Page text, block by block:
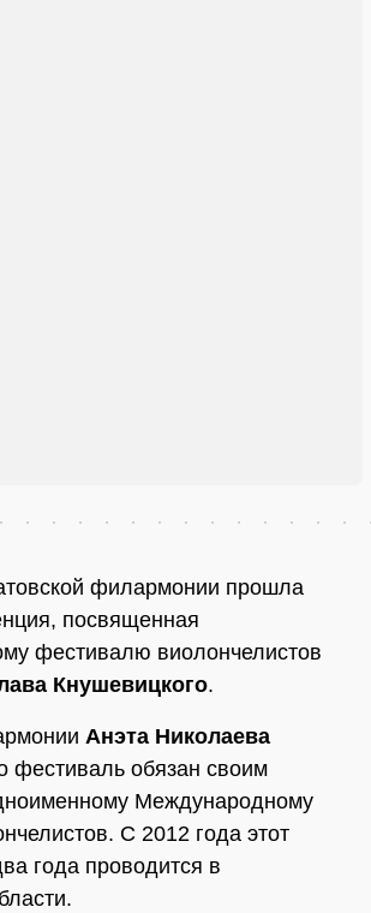
филармонии прошла
посвященная
фестивалю виолончелистов
Кнушевицкого.
Анэта Николаева
фестиваль обязан своим
Международному
С 2012 года этот
года проводится в